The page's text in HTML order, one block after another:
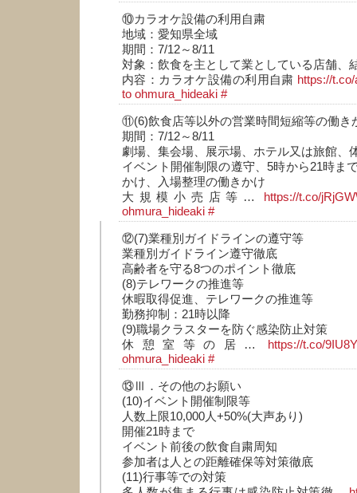
⑩カラオケ設備の利用自粛
地域：愛知県全域
期間：7/12～8/11
対象：飲食を主として業としている店舗、
内容：カラオケ設備の利用自粛 https://
to ohmura_hideaki #
⑪(6)飲食店等以外の営業時間短縮等の働き
期間：7/12～8/11
劇場、集会場、展示場、ホテル又は旅館、
イベント開催制限の遵守、5時から21時ま
かけ、入場整理の働きかけ
大規模小売店等…
https://t.co/
ohmura_hideaki #
⑫(7)業種別ガイドラインの遵守等
業種別ガイドライン遵守徹底
高齢者を守る8つのポイント徹底
(8)テレワークの推進等
休暇取得促進、テレワークの推進等
勤務抑制：21時以降
(9)職場クラスターを防ぐ感染防止対策
休憩室等の居…
https://t.co/
ohmura_hideaki #
⑬Ⅲ．その他のお願い
(10)イベント開催制限等
人数上限10,000人+50%(大声あり)
開催21時まで
イベント前後の飲食自粛周知
参加者は人との距離確保等対策徹底
(11)行事等での対策